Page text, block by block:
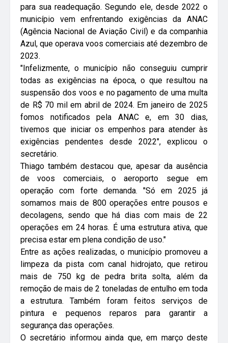
para sua readequação. Segundo ele, desde 2022 o
município vem enfrentando exigências da ANAC
(Agência Nacional de Aviação Civil) e da companhia
Azul, que operava voos comerciais até dezembro de
2023.
"Infelizmente, o município não conseguiu cumprir
todas as exigências na época, o que resultou na
suspensão dos voos e no pagamento de uma multa
de R$ 70 mil em abril de 2024. Em janeiro de 2025
fomos notificados pela ANAC e, em 30 dias,
tivemos que iniciar os empenhos para atender às
exigências pendentes desde 2022", explicou o
secretário.
Thiago também destacou que, apesar da ausência
de voos comerciais, o aeroporto segue em
operação com forte demanda. "Só em 2025 já
somamos mais de 800 operações entre pousos e
decolagens, sendo que há dias com mais de 22
operações em 24 horas. É uma estrutura ativa, que
precisa estar em plena condição de uso."
Entre as ações realizadas, o município promoveu a
limpeza da pista com canal hidrojato, que retirou
mais de 750 kg de pedra brita solta, além da
remoção de mais de 2 toneladas de entulho em toda
a estrutura. Também foram feitos serviços de
pintura e pequenos reparos para garantir a
segurança das operações.
O secretário informou ainda que, em março deste